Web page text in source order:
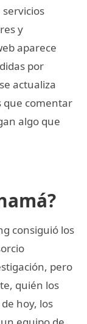
y
aparece
por
actualiza
que comentar
algo que
consiguió los
pero
quién los
hoy, los